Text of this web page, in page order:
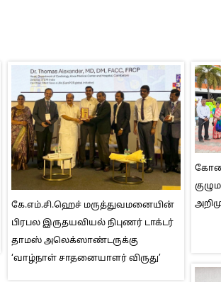
கே.எம்.சி.ஹெச் மருத்துவமனையின்
பிரபல இருதயவியல் நிபுணர் டாக்டர்
தாமஸ் அலெக்ஸாண்டருக்கு
‘வாழ்நாள் சாதனையாளர் விருது’